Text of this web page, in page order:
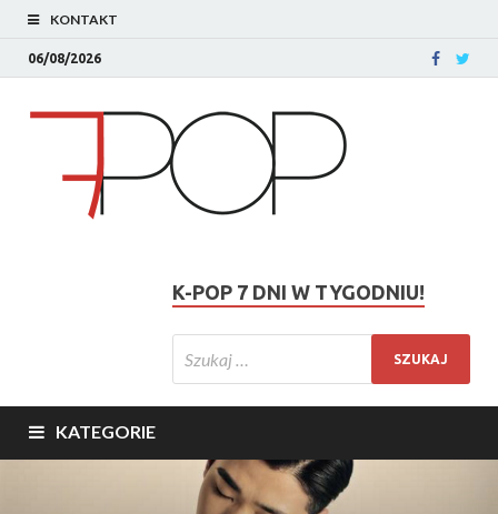
KONTAKT
06/08/2026
K-POP 7 DNI W TYGODNIU!
KATEGORIE